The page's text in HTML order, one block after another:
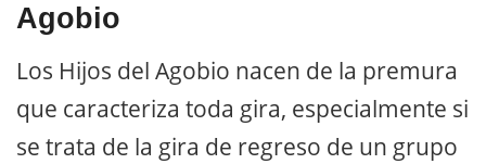
Agobio
Los Hijos del Agobio nacen de la premura
que caracteriza toda gira, especialmente si
se trata de la gira de regreso de un grupo